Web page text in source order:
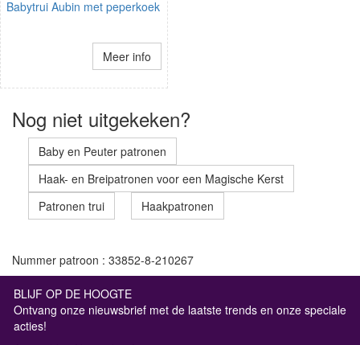
Babytrui Aubin met peperkoek
Meer info
Nog niet uitgekeken?
Baby en Peuter patronen
Haak- en Breipatronen voor een Magische Kerst
Patronen trui
Haakpatronen
Nummer patroon : 33852-8-210267
BLIJF OP DE HOOGTE
Ontvang onze nieuwsbrief met de laatste trends en onze speciale
acties!